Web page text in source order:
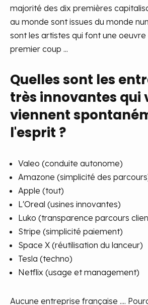
majorité des dix premières
au monde sont issues du monde
sont les artistes qui font une
premier coup ...
Quelles sont les
très innovantes qui
viennent
l'esprit ?
Valeo (conduite autonome)
Amazone (simplicité des
Apple (tout)
L'Oreal (usines innovantes)
Luko (transparence parcours
Stripe (simplicité paiement)
Space X (réutilisation du lanceur)
Tesla (techno)
Netflix (usage et management)
Aucune entreprise française ....